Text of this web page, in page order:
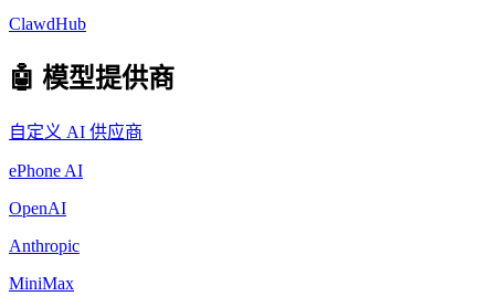
ClawdHub
🤖 模型提供商
自定义 AI 供应商
ePhone AI
OpenAI
Anthropic
MiniMax